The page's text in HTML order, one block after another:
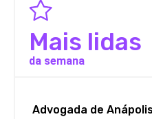
Mais lidas
da semana
Advogada de